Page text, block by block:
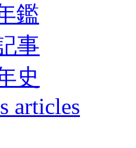
鑑
事
史
articles